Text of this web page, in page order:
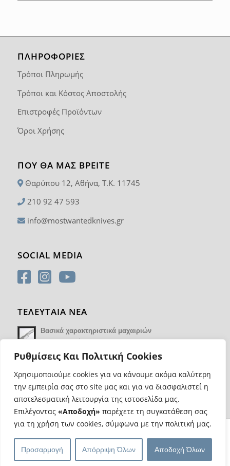
Ρυθμίσεις Και Πολιτική Cookies
Χρησιμοποιούμε cookies για να κάνουμε ακόμα καλύτερη
την εμπειρία σας στο site μας και για να διασφαλιστεί η
αποτελεσματική λειτουργία της ιστοσελίδα μας.
Επιλέγοντας «Αποδοχή» παρέχετε τη συγκατάθεση σας
για τη χρήση των cookies, σύμφωνα με την πολιτική μας.
Προσαρμογή Απόρριψη Όλων Αποδοχή Όλων
ΠΛΗΡΟΦΟΡΙΕΣ
Τρόποι Πληρωμής
Τρόποι και Κόστος Αποστολής
Επιστροφές Προϊόντων
Όροι Χρήσης
ΠΟΥ ΘΑ ΜΑΣ ΒΡΕΊΤΕ
Θαρύπου 12, Αθήνα, T.K. 11745
210 92 47 593
info@mostwantedknives.gr
SOCIAL MEDIA
ΤΕΛΕΥΤΑΙΑ ΝΕΑ
Βασικά χαρακτηριστικά μαχαιριών
14 Φεβρουαρίου 2018 - 17:21